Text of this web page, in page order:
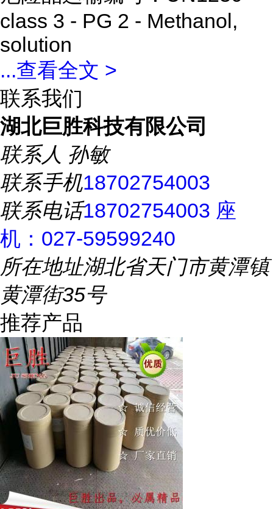
class 3 - PG 2 - Methanol,
solution
...查看全文 >
联系我们
湖北巨胜科技有限公司
联系人 孙敏
联系手机18702754003
联系电话18702754003 座
机：027-59599240
所在地址湖北省天门市黄潭镇
黄潭街35号
推荐产品